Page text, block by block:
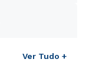
Ver Tudo +